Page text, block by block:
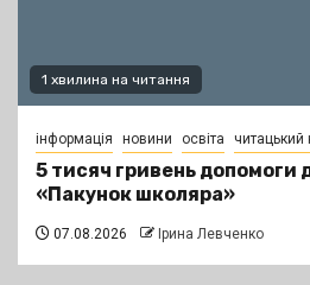
1 хвилина на читання
інформація новини освіта читацький
5 тисяч гривень допомоги
«Пакунок школяра»
07.08.2026 Ірина Левченко